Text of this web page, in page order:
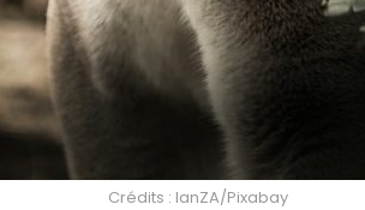
Crédits : IanZA/Pixabay